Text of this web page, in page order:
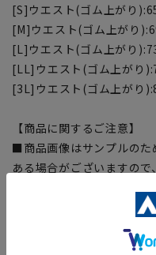
[S]ウエスト(ゴム上がり
[M]ウエスト(ゴム上がり
[L]ウエスト(ゴム上がり
[LL]ウエスト(ゴム上がり
[3L]ウエスト(ゴム上がり
【商品に関するご注意】
■商品画像はサンプルのた
ある場合がございますので
入の目安としてご利用く
■生地や仕様・デザインに
干の誤差が生じる場合が